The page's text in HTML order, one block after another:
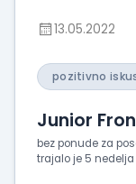
13.05.2022
pozitivno
Junior
bez ponude za
trajalo je 5 nedelja